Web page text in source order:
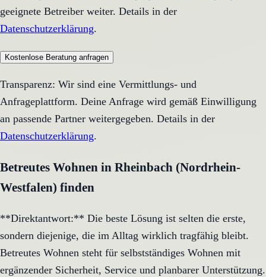
geeignete Betreiber weiter. Details in der
Datenschutzerklärung.
Kostenlose Beratung anfragen
Transparenz: Wir sind eine Vermittlungs- und
Anfrageplattform. Deine Anfrage wird gemäß Einwilligung
an passende Partner weitergegeben. Details in der
Datenschutzerklärung.
Betreutes Wohnen in Rheinbach (Nordrhein-
Westfalen) finden
**Direktantwort:** Die beste Lösung ist selten die erste,
sondern diejenige, die im Alltag wirklich tragfähig bleibt.
Betreutes Wohnen steht für selbstständiges Wohnen mit
ergänzender Sicherheit, Service und planbarer Unterstützung.